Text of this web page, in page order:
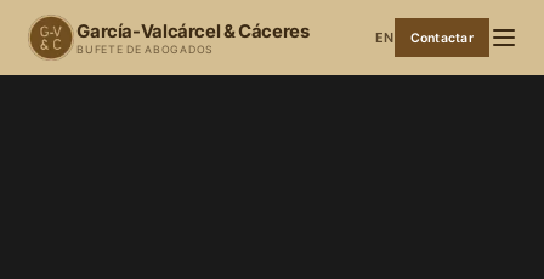
García-Valcárcel & Cáceres
BUFETE DE ABOGADOS
EN Contactar